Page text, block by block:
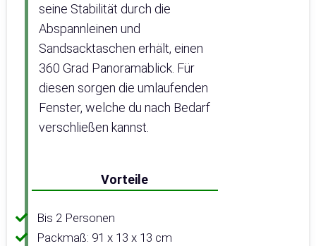
seine Stabilität durch die
Abspannleinen und
Sandsacktaschen erhält, einen
360 Grad Panoramablick. Für
diesen sorgen die umlaufenden
Fenster, welche du nach Bedarf
verschließen kannst.
Vorteile
Bis 2 Personen
Packmaß: 91 x 13 x 13 cm